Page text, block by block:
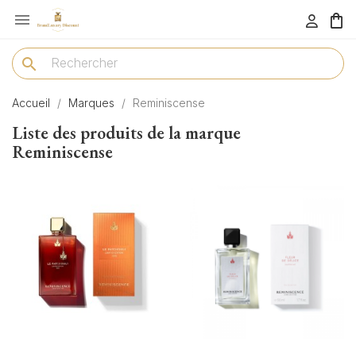
menu 
search
Accueil Marques Reminiscense
Liste des produits de la marque
Reminiscense